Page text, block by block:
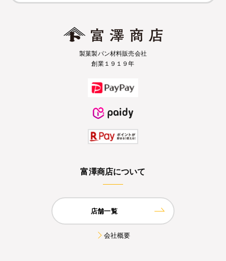
製菓製パン材料販売会社
創業１９１９年
富澤商店について
店舗一覧
会社概要